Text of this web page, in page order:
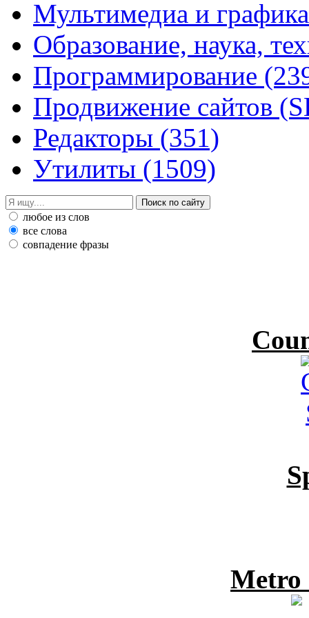
Мультимедиа и
Образование, наука,
Программирование
Продвижение сайтов
Редакторы (351)
Утилиты (1509)
любое из слов
все слова
совпадение фразы
Metro